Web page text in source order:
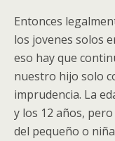
Entonces
los jovenes solos
eso hay que
nuestro hijo solo
imprudencia. La
y los 12 años,
del pequeño o